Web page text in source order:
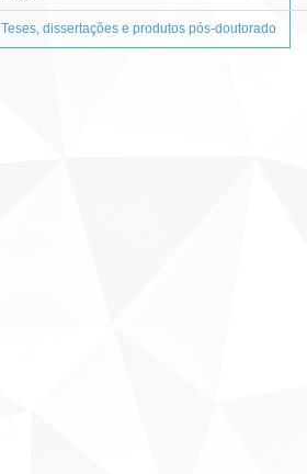
Teses, dissertações e produtos pós-doutorado